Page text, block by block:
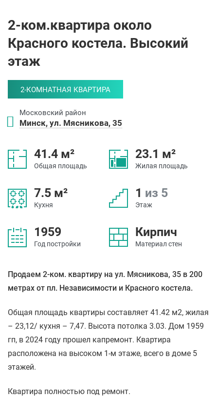
2-ком.квартира около
Красного костела. Высокий
этаж
2-КОМНАТНАЯ КВАРТИРА
Московский район
Минск, ул. Мясникова, 35
41.4 м²
Общая площадь
23.1 м²
Жилая площадь
7.5 м²
Кухня
1 из 5
Этаж
1959
Год постройки
Кирпич
Материал стен
Продаем 2-ком. квартиру на ул. Мясникова, 35 в 200
метрах от пл. Независимости и Красного костела.
Общая площадь квартиры составляет 41.42 м2, жилая
– 23,12/ кухня – 7,47. Высота потолка 3.03. Дом 1959
гп, в 2024 году прошел капремонт. Квартира
расположена на высоком 1-м этаже, всего в доме 5
этажей.
Квартира полностью под ремонт.